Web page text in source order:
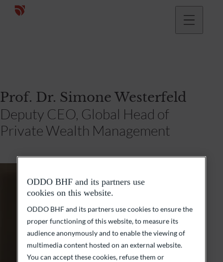
Prof. Dr. Simone Westerfeld
Deputy CEO, Global Head of
Private Wealth Management
ODDO BHF and its partners use
cookies on this website.
ODDO BHF and its partners use cookies to ensure the
proper functioning of this website, to measure its
audience anonymously and to enable the viewing of
multimedia content hosted on an external website.
You can accept these cookies, refuse them or